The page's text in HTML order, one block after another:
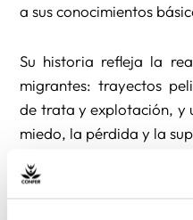
a sus conocimientos
Su historia refleja la
migrantes: trayectos
de trata y explotación, y
miedo, la pérdida y la
El